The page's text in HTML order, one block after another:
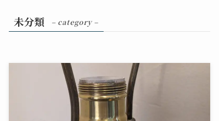
未分類 – category –